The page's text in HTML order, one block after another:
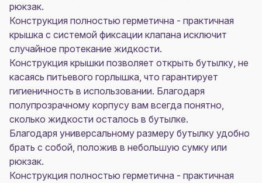
рюкзак.
Конструкция полностью герметична - практичная
крышка с системой фиксации клапана исключит
случайное протекание жидкости.
Конструкция крышки позволяет открыть бутылку, не
касаясь питьевого горлышка, что гарантирует
гигиеничность в использовании. Благодаря
полупрозрачному корпусу вам всегда понятно,
сколько жидкости осталось в бутылке.
Благодаря универсальному размеру бутылку удобно
брать с собой, положив в небольшую сумку или
рюкзак.
Конструкция полностью герметична - практичная